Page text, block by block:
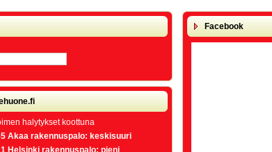
halytykset koottuna
Akaa rakennuspalo: keskisuuri
Helsinki rakennuspalo: pieni
Facebook